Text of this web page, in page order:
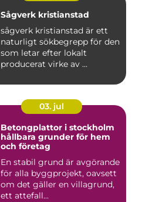
Sågverk kristianstad
sågverk kristianstad är ett
naturligt sökbegrepp för den
som letar efter lokalt
producerat virke av ...
03. jul
Betongplattor i stockholm
hållbara grunder för hem
och företag
En stabil grund är avgörande
för alla byggprojekt, oavsett
om det gäller en villagrund,
ett attefall...